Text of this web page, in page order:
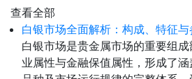
查看全部
白银市场全面解析：构成、特征
白银市场是贵金属市场的重要组
业属性与金融保值属性，形成了